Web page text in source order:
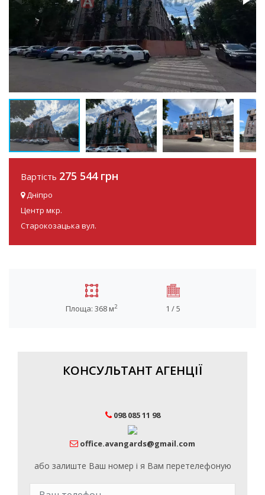
Вартість 275 544 грн
Дніпро
Центр мкр.
Старокозацька вул.
Площа: 368 м2 1 / 5
КОНСУЛЬТАНТ АГЕНЦІЇ
098 085 11 98
office.avangards@gmail.com
або залиште Ваш номер і я Вам перетелефоную